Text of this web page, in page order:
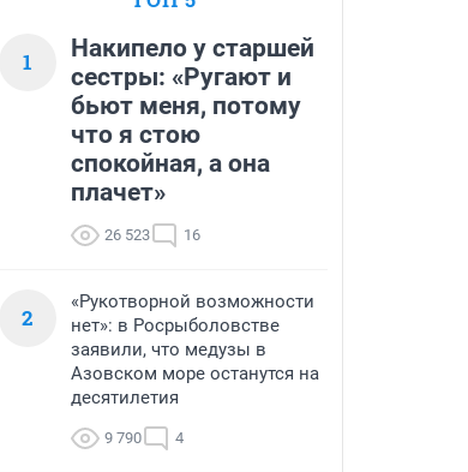
1
Накипело у старшей
сестры: «Ругают и
бьют меня, потому
что я стою
спокойная, а она
плачет»
26 523 16
2
«Рукотворной возможности
нет»: в Росрыболовстве
заявили, что медузы в
Азовском море останутся на
десятилетия
9 790 4